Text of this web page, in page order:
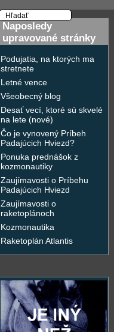
Naposledy
upravované stránky
Podujatia, na ktorých ma
stretnete
Letné vence
Všeobecný blog
Desať vecí, ktoré sú skvelé
na lete (nové)
Čo je vynovený Príbeh
Padajúcich Hviezd?
Ponuka prednášok z
kozmonautiky
Zaujímavosti o Príbehu
Padajúcich Hviezd
Zaujímavosti o
raketoplánoch
Kozmonautika
Raketoplán Atlantis